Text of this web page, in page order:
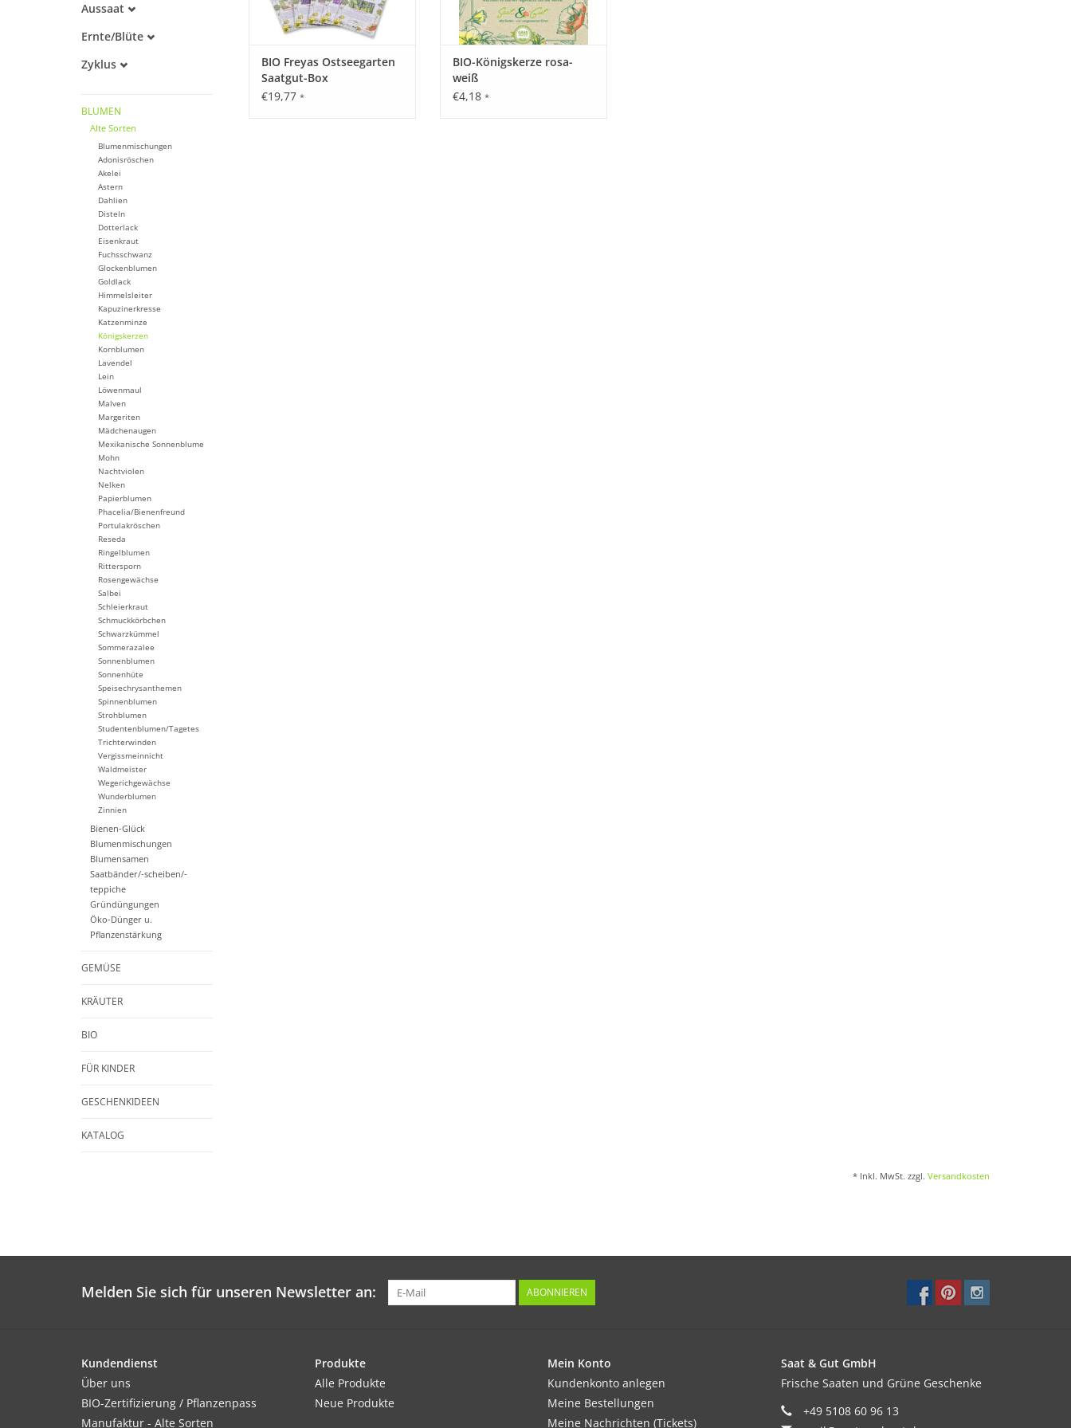
Alte Sorte
Warmkeimer
Dunkelkeimer
Aussaat
April
Mai
August
September
Ernte/Blüte
Juni
August
September
Zyklus
BLUMEN
Alte Sorten
Blumenmischungen
Adonisröschen
Akelei
Astern
Dahlien
Disteln
Dotterlack
Eisenkraut
Fuchsschwanz
Glockenblumen
Goldlack
Himmelsleiter
Kapuzinerkresse
Katzenminze
Königskerzen
Kornblumen
Lavendel
Lein
Löwenmaul
Malven
Margeriten
Mädchenaugen
Mexikanische Sonnenblume
Mohn
Nachtviolen
Nelken
Papierblumen
Phacelia/Bienenfreund
Portulakröschen
Reseda
Ringelblumen
Rittersporn
Rosengewächse
Salbei
Schleierkraut
Schmuckkörbchen
Schwarzkümmel
Sommerazalee
Sonnenblumen
Sonnenhüte
Speisechrysanthemen
Spinnenblumen
Strohblumen
Studentenblumen/Tagetes
Trichterwinden
Vergissmeinnicht
Waldmeister
Wegerichgewächse
Wunderblumen
Zinnien
Bienen-Glück
Blumenmischungen
Blumensamen
Saatbänder/-scheiben/-
teppiche
Gründüngungen
Öko-Dünger u.
Pflanzenstärkung
GEMÜSE
KRÄUTER
BIO
FÜR KINDER
GESCHENKIDEEN
KATALOG
BIO Freyas Ostseegarten
Saatgut-Box
€19,77 *
BIO-Königskerze rosa-
weiß
€4,18 *
* Inkl. MwSt. zzgl. Versandkosten
Melden Sie sich für unseren Newsletter an: ABONNIEREN
Kundendienst
Über uns
BIO-Zertifizierung / Pflanzenpass
Manufaktur - Alte Sorten
Produkte
Alle Produkte
Neue Produkte
Mein Konto
Kundenkonto anlegen
Meine Bestellungen
Meine Nachrichten (Tickets)
Saat & Gut GmbH
Frische Saaten und Grüne Geschenke
+49 5108 60 96 13